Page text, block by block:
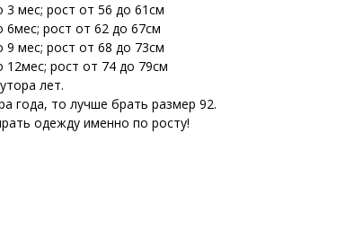
мес; рост от 56 до 61см
рост от 62 до 67см
мес; рост от 68 до 73см
рост от 74 до 79см
лет.
года, то лучше брать размер 92.
одежду именно по росту!